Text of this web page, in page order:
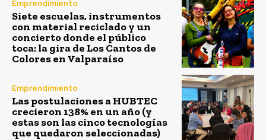
Emprendimiento
Siete escuelas, instrumentos
con material reciclado y un
concierto donde el público
toca: la gira de Los Cantos de
Colores en Valparaíso
Emprendimiento
Las postulaciones a HUBTEC
crecieron 138% en un año (y
estas son las cinco tecnologías
que quedaron seleccionadas)